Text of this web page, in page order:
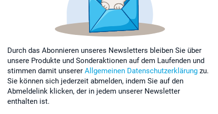
Durch das Abonnieren unseres Newsletters bleiben Sie über
unsere Produkte und Sonderaktionen auf dem Laufenden und
stimmen damit unserer Allgemeinen Datenschutzerklärung zu.
Sie können sich jederzeit abmelden, indem Sie auf den
Abmeldelink klicken, der in jedem unserer Newsletter
enthalten ist.